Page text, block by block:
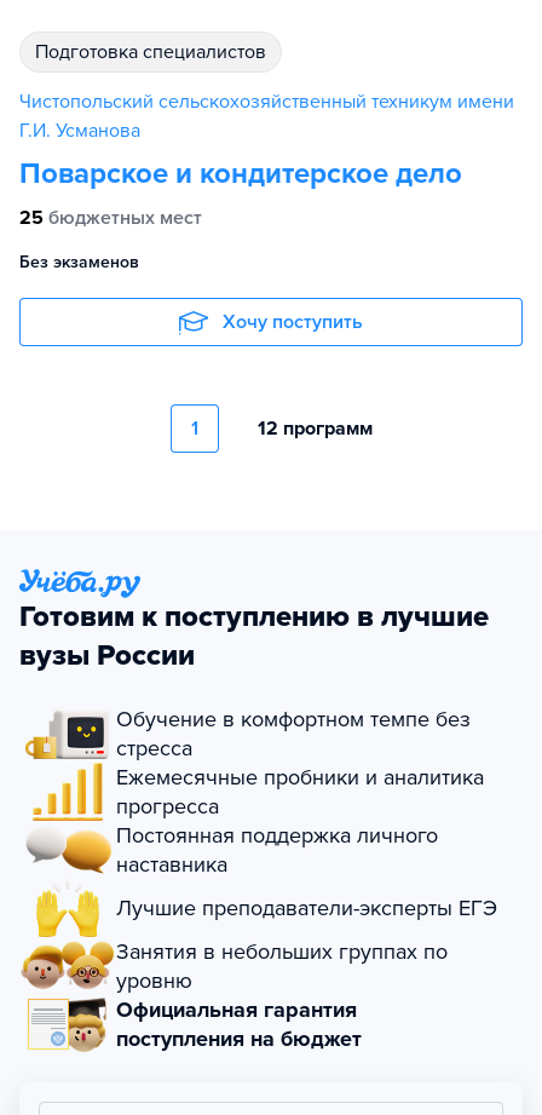
подготовка специалистов
Чистопольский сельскохозяйственный техникум имени
Г.И. Усманова
Поварское и кондитерское дело
25 бюджетных мест
Без экзаменов
Хочу поступить
1 12 программ
Готовим к поступлению в лучшие
вузы России
Обучение в комфортном темпе без
стресса
Ежемесячные пробники и аналитика
прогресса
Постоянная поддержка личного
наставника
Лучшие преподаватели-эксперты ЕГЭ
Занятия в небольших группах по
уровню
Официальная гарантия
поступления на бюджет